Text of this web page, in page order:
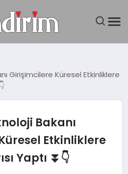
Girişimcilere Küresel Etkinliklere
Bakanı
Etkinliklere
Yaptı ⏬👇